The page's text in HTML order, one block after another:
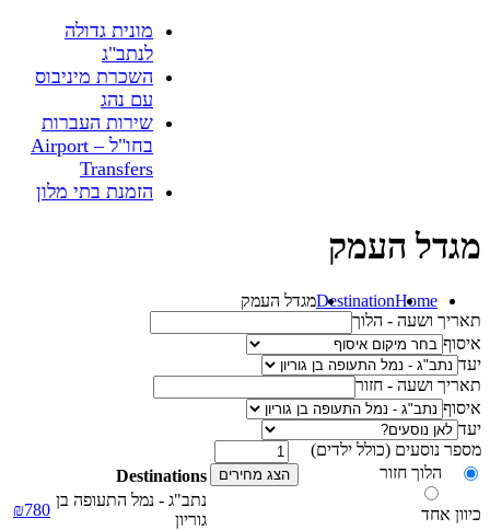
מונית גדולה
לנתב"ג
השכרת מיניבוס
עם נהג
שירות העברות
בחו"ל – Airport
Transfers
הזמנת בתי מלון
מגדל העמק
Home
Destinationמגדל העמק
תאריך ושעה - הלוך
איסוף
יעד
תאריך ושעה - חזור
איסוף
יעד
מספר נוסעים (כולל ילדים)
הלוך חזור
כיוון אחד
הצג מחירים
Destinations
נתב"ג - נמל התעופה בן
גוריון
₪780